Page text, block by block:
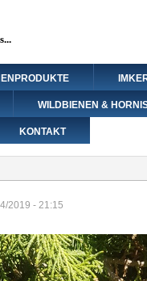
WILDBIENEN &
KONTAKT
2019 - 21:15